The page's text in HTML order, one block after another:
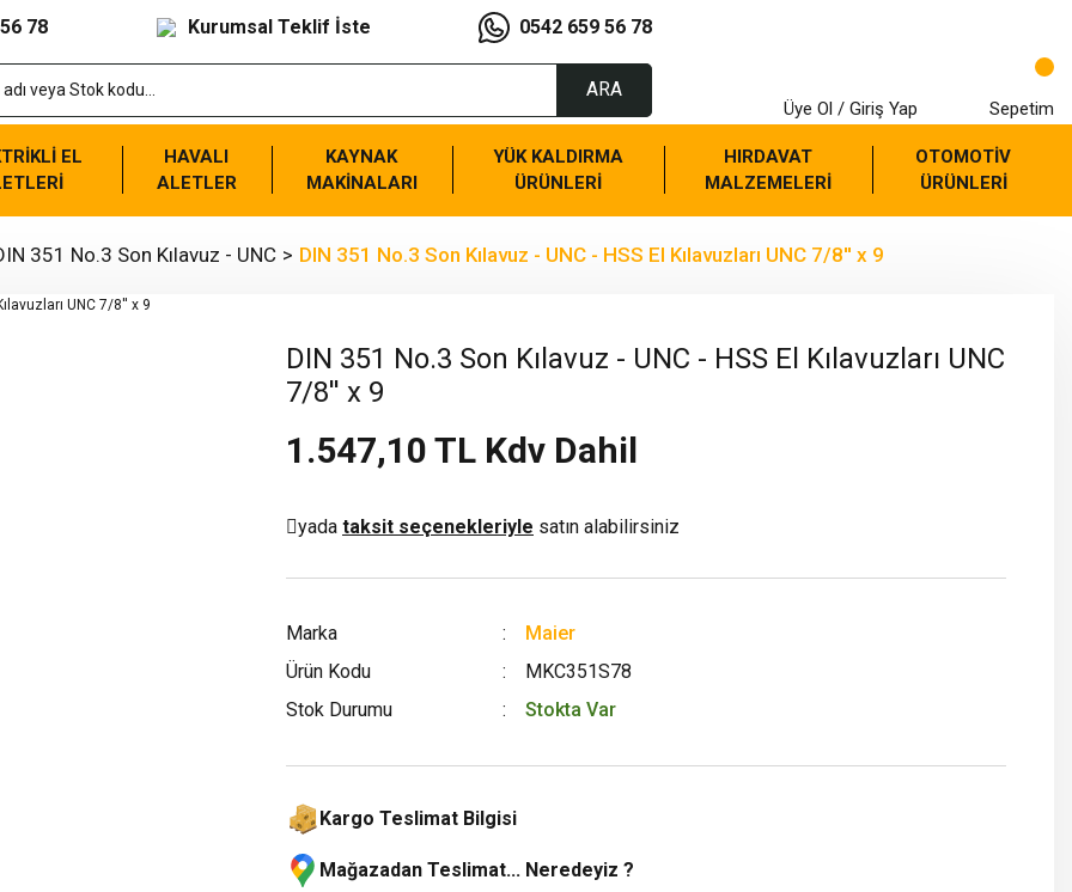
78 Kurumsal Teklif İste 0542 659 56 78
ARA
Üye Ol / Giriş Yap Sepetim
EL
HAVALI
ALETLER
KAYNAK
MAKİNALARI
YÜK KALDIRMA
ÜRÜNLERİ
HIRDAVAT
MALZEMELERİ
OTOMOTİV
ÜRÜNLERİ
351 No.3 Son Kılavuz - UNC DIN 351 No.3 Son Kılavuz - UNC - HSS El Kılavuzları UNC 7/8'' x 9
DIN 351 No.3 Son Kılavuz - UNC - HSS El Kılavuzları UNC
7/8'' x 9
1.547,10 TL Kdv Dahil
yada taksit seçenekleriyle satın alabilirsiniz
Marka
Maier
Ürün Kodu
MKC351S78
Stok Durumu
Stokta Var
Kargo Teslimat Bilgisi
Mağazadan Teslimat... Neredeyiz ?